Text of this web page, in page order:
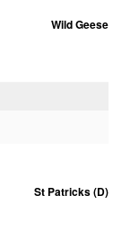
Wild Geese
St Patricks (D)